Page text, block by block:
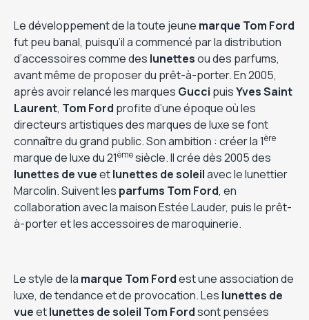
Le développement de la toute jeune marque Tom Ford
fut peu banal, puisqu’il a commencé par la distribution
d’accessoires comme des lunettesou des parfums,
avant même de proposer du prêt-à-porter. En 2005,
après avoir relancé les marques Gucci puisYves Saint
Laurent, Tom Ford profite d’une époque où les
directeurs artistiques des marques de luxe se font
connaître du grand public. Son ambition : créer la 1ère
marque de luxe du 21èmesiècle. Il crée dès 2005 des
lunettes de vueetlunettes de soleilavec le lunettier
Marcolin. Suivent les parfums Tom Ford, en
collaboration avec la maison Estée Lauder, puis le prêt-
à-porter et les accessoires de maroquinerie.
Le style de la marque Tom Fordest une association de
luxe, de tendance et de provocation. Les lunettes de
vueetlunettes de soleil Tom Fordsont pensées